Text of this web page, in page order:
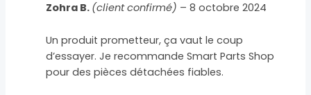
Zohra B. (client confirmé) – 8 octobre 2024
Un produit prometteur, ça vaut le coup
d’essayer. Je recommande Smart Parts Shop
pour des pièces détachées fiables.